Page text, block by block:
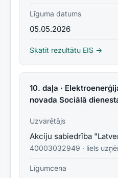
Līguma datums
05.05.2026
Skatīt rezultātu EIS →
10. daļa ·
novada Sociālā
Uzvarētājs
Akciju sabiedrība
40003032949 · liels
Līgumcena